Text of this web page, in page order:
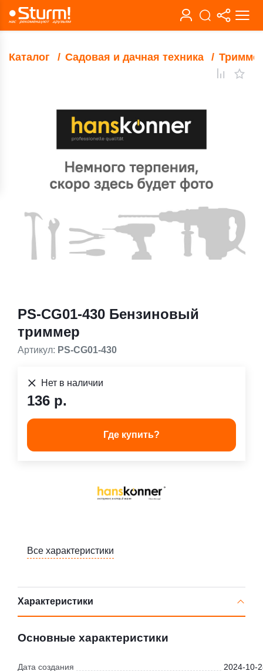
Каталог Садовая и дачная техника
PS-CG01-430 Бензиновый
триммер
Артикул: PS-CG01-430
Нет в наличии
136 р.
Где купить?
Все характеристики
Характеристики
Основные характеристики
Дата создания 2024-10-